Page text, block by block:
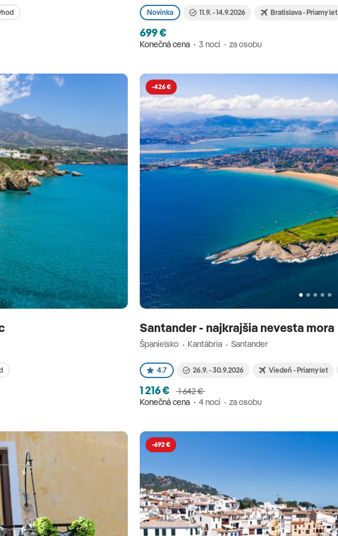
Novinka 11.9. - 14.9.2026 Bratislava - Priamy let
699 €
Konečná cena 3 nocí za osobu
-426 €
Santander - najkrajšia nevesta mora
Španielsko Kantábria Santander
4.7 26.9. - 30.9.2026 Viedeň - Priamy let
1 216 €
1 642 €
Konečná cena
4 nocí za osobu
-692 €